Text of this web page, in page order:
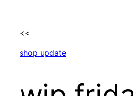
<<
shop update